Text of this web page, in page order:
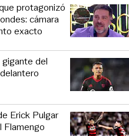
protagonizó
cámara
exacto
del
Erick Pulgar
Flamengo